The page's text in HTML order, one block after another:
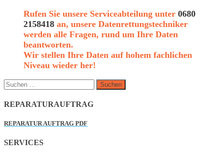
Rufen Sie unsere Serviceabteilung unter 0680
2158418 an, unsere Datenrettungstechniker
werden alle Fragen, rund um Ihre Daten
beantworten.
Wir stellen Ihre Daten auf hohem fachlichen
Niveau wieder her!
Suchen
nach:
REPARATURAUFTRAG
REPARATUR AUFTRAG PDF
SERVICES